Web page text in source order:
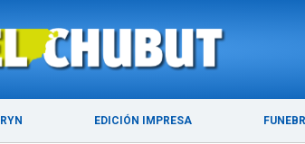
EDICIÓN IMPRESA
ÚLTIMAS NOTICIAS PUERTO MADRYN